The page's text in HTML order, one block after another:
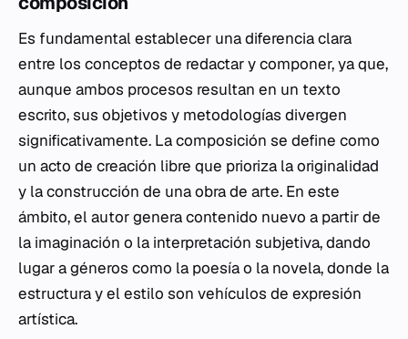
Es fundamental establecer una diferencia clara
entre los conceptos de redactar y componer, ya que,
aunque ambos procesos resultan en un texto
escrito, sus objetivos y metodologías divergen
significativamente. La composición se define como
un acto de creación libre que prioriza la originalidad
y la construcción de una obra de arte. En este
ámbito, el autor genera contenido nuevo a partir de
la imaginación o la interpretación subjetiva, dando
lugar a géneros como la poesía o la novela, donde la
estructura y el estilo son vehículos de expresión
artística.